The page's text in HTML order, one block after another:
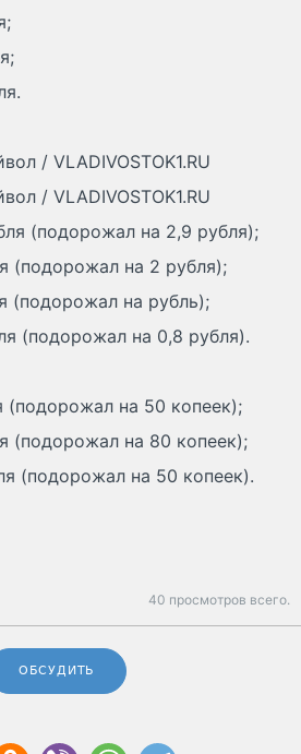
/ VLADIVOSTOK1.RU
/ VLADIVOSTOK1.RU
(подорожал на 2,9 рубля);
(подорожал на 2 рубля);
на рубль);
(подорожал на 0,8 рубля).
на 50 копеек);
(подорожал на 80 копеек);
(подорожал на 50 копеек).
40 просмотров всего.
ОБСУДИТЬ